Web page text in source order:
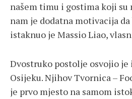
našem timu i gostima koji su
nam je dodatna motivacija
istaknuo je Massio Liao,
Dvostruko postolje osvojio je
Osijeku. Njihov Tvornica –
je prvo mjesto na samom